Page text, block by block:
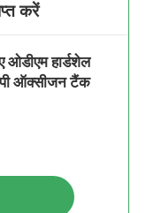
करें
ओडीएम हार्डशेल
ऑक्सीजन टैंक